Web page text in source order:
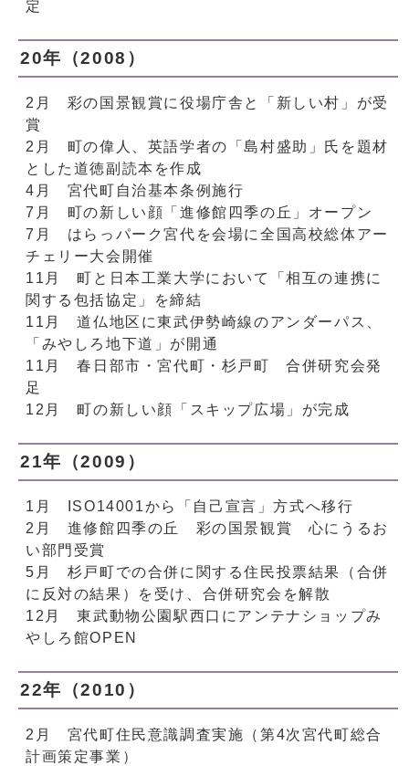
定
20年（2008）
2月 彩の国景観賞に役場庁舎と「新しい村」が受
賞
2月 町の偉人、英語学者の「島村盛助」氏を題材
とした道徳副読本を作成
4月 宮代町自治基本条例施行
7月 町の新しい顔「進修館四季の丘」オープン
7月 はらっパーク宮代を会場に全国高校総体アー
チェリー大会開催
11月 町と日本工業大学において「相互の連携に
関する包括協定」を締結
11月 道仏地区に東武伊勢崎線のアンダーパス、
「みやしろ地下道」が開通
11月 春日部市・宮代町・杉戸町 合併研究会発
足
12月 町の新しい顔「スキップ広場」が完成
21年（2009）
1月 ISO14001から「自己宣言」方式へ移行
2月 進修館四季の丘 彩の国景観賞 心にうるお
い部門受賞
5月 杉戸町での合併に関する住民投票結果（合併
に反対の結果）を受け、合併研究会を解散
12月 東武動物公園駅西口にアンテナショップみ
やしろ館OPEN
22年（2010）
2月 宮代町住民意識調査実施（第4次宮代町総合
計画策定事業）